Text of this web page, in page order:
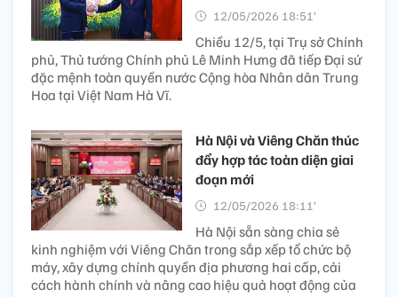
12/05/2026 18:51’
Chiều 12/5, tại Trụ sở Chính
phủ, Thủ tướng Chính phủ Lê Minh Hưng đã tiếp Đại sứ
đặc mệnh toàn quyền nước Cộng hòa Nhân dân Trung
Hoa tại Việt Nam Hà Vĩ.
Hà Nội và Viêng Chăn thúc
đẩy hợp tác toàn diện giai
đoạn mới
12/05/2026 18:11’
Hà Nội sẵn sàng chia sẻ
kinh nghiệm với Viêng Chăn trong sắp xếp tổ chức bộ
máy, xây dựng chính quyền địa phương hai cấp, cải
cách hành chính và nâng cao hiệu quả hoạt động của